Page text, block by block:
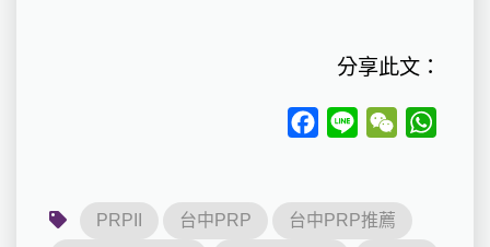
分享此文：
Facebook
Line WeChat
PRPII 台中PRP
台中PRP推薦